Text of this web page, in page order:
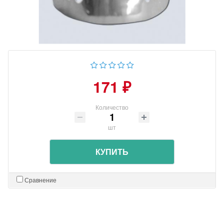
171 ₽
Количество
шт
КУПИТЬ
Сравнение